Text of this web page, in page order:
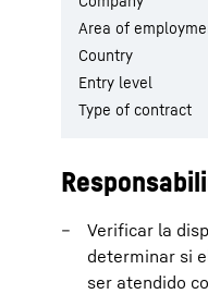
Verificar la
determinar si
ser atendido
Area of
Country
Entry level
Type of contract